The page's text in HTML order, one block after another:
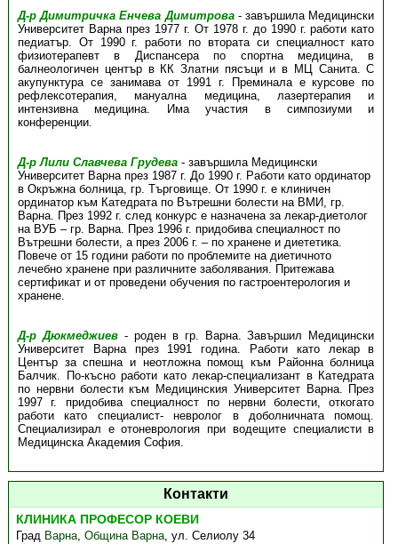
Д-р Димитричка Енчева Димитрова- завършила Медицински
Университет Варна през 1977 г. От 1978 г. до 1990 г. работи като
педиатър. От 1990 г. работи по втората си специалност като
физиотерапевт в Диспансера по спортна медицина, в
балнеологичен център в КК Златни пясъци и в МЦ Санита. С
акупунктура се занимава от 1991 г. Преминала е курсове по
рефлексотерапия, мануална медицина, лазертерапия и
интензивна медицина. Има участия в симпозиуми и
конференции.
Д-р Лили Славчева Грудева - завършила Медицински
Университет Варна през 1987 г. До 1990 г. Работи като ординатор
в Окръжна болница, гр. Търговище. От 1990 г. е клиничен
ординатор към Катедрата по Вътрешни болести на ВМИ, гр.
Варна. През 1992 г. след конкурс е назначена за лекар-диетолог
на ВУБ – гр. Варна. През 1996 г. придобива специалност по
Вътрешни болести, а през 2006 г. – по хранене и диететика.
Повече от 15 години работи по проблемите на диетичното
лечебно хранене при различните заболявания. Притежава
сертификат и от проведени обучения по гастроентерология и
хранене.
Д-р Дюкмеджиев - роден в гр. Варна. Завършил Медицински
Университет Варна през 1991 година. Работи като лекар в
Център за спешна и неотложна помощ към Районна болница
Балчик. По-късно работи като лекар-специализант в Катедрата
по нервни болести към Медицинския Университет Варна. През
1997 г. придобива специалност по нервни болести, откогато
работи като специалист- невролог в доболничната помощ.
Специализирал е отоневрология при водещите специалисти в
Медицинска Академия София.
Контакти
КЛИНИКА ПРОФЕСОР КОЕВИ
Град Варна,Община Варна,ул. Селиолу 34